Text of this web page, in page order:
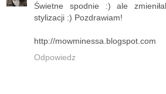
Świetne spodnie :) ale
stylizacji :) Pozdrawiam!
http://mowminessa.blogspot.com
Odpowiedz